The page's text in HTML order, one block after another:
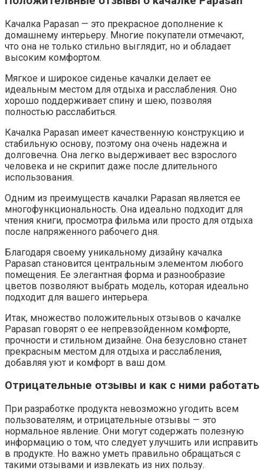
Качалка Papasan — это прекрасное дополнение к
домашнему интерьеру. Многие покупатели отмечают,
что она не только стильно выглядит, но и обладает
высоким комфортом.
Мягкое и широкое сиденье качалки делает ее
идеальным местом для отдыха и расслабления. Оно
хорошо поддерживает спину и шею, позволяя
полностью расслабиться.
Качалка Papasan имеет качественную конструкцию и
стабильную основу, поэтому она очень надежна и
долговечна. Она легко выдерживает вес взрослого
человека и не скрипит даже после длительного
использования.
Одним из преимуществ качалки Papasan является ее
многофункциональность. Она идеально подходит для
чтения книги, просмотра фильма или просто для отдыха
после напряженного рабочего дня.
Благодаря своему уникальному дизайну качалка
Papasan становится центральным элементом любого
помещения. Ее элегантная форма и разнообразие
цветов позволяют выбрать модель, которая идеально
подходит для вашего интерьера.
Итак, множество положительных отзывов о качалке
Papasan говорят о ее непревзойденном комфорте,
прочности и стильном дизайне. Она безусловно станет
прекрасным местом для отдыха и расслабления,
добавляя уют и комфорт в ваш дом.
Отрицательные отзывы и как с ними работать
При разработке продукта невозможно угодить всем
пользователям, и отрицательные отзывы — это
нормальное явление. Они могут содержать полезную
информацию о том, что следует улучшить или исправить
в продукте. Но важно уметь правильно обращаться с
такими отзывами и извлекать из них пользу.